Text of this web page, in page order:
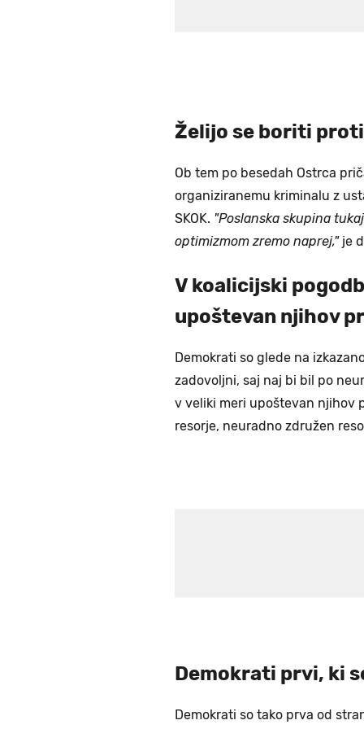
Želijo se boriti
Ob tem po besedah Ostrca
organiziranemu kriminalu z
SKOK. "Poslanska skupina
optimizmom zremo naprej,"je
V koalicijski
upoštevan njihov
Demokrati so glede na
zadovoljni, saj naj bi bil po
v veliki meri upoštevan njihov
resorje, neuradno združen
Demokrati prvi, ki
Demokrati so tako prva od